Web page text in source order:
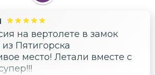
на вертолете в замок
Пятигорска
место! Летали вместе с